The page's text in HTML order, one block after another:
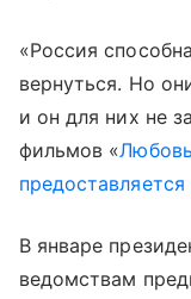
«Россия
вернуться. Но
и он для них не
фильмов «
В январе
ведомствам